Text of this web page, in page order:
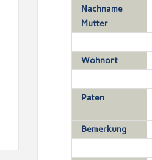
Nachname
Mutter
Wohnort
Paten
Bemerkung